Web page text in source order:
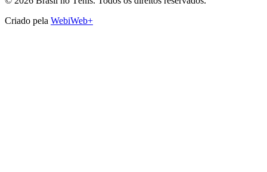
Criado pela WebiWeb+